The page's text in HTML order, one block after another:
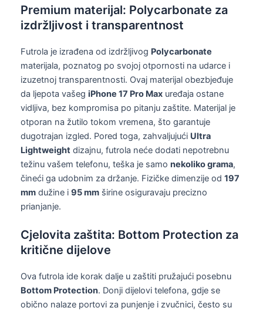
Premium materijal: Polycarbonate za
izdržljivost i transparentnost
Futrola je izrađena od izdržljivog Polycarbonate
materijala, poznatog po svojoj otpornosti na udarce i
izuzetnoj transparentnosti. Ovaj materijal obezbjeđuje
da ljepota vašeg iPhone 17 Pro Max uređaja ostane
vidljiva, bez kompromisa po pitanju zaštite. Materijal je
otporan na žutilo tokom vremena, što garantuje
dugotrajan izgled. Pored toga, zahvaljujući Ultra
Lightweight dizajnu, futrola neće dodati nepotrebnu
težinu vašem telefonu, teška je samo nekoliko grama,
čineći ga udobnim za držanje. Fizičke dimenzije od 197
mm dužine i 95 mm širine osiguravaju precizno
prianjanje.
Cjelovita zaštita: Bottom Protection za
kritične dijelove
Ova futrola ide korak dalje u zaštiti pružajući posebnu
Bottom Protection. Donji dijelovi telefona, gdje se
obično nalaze portovi za punjenje i zvučnici, često su